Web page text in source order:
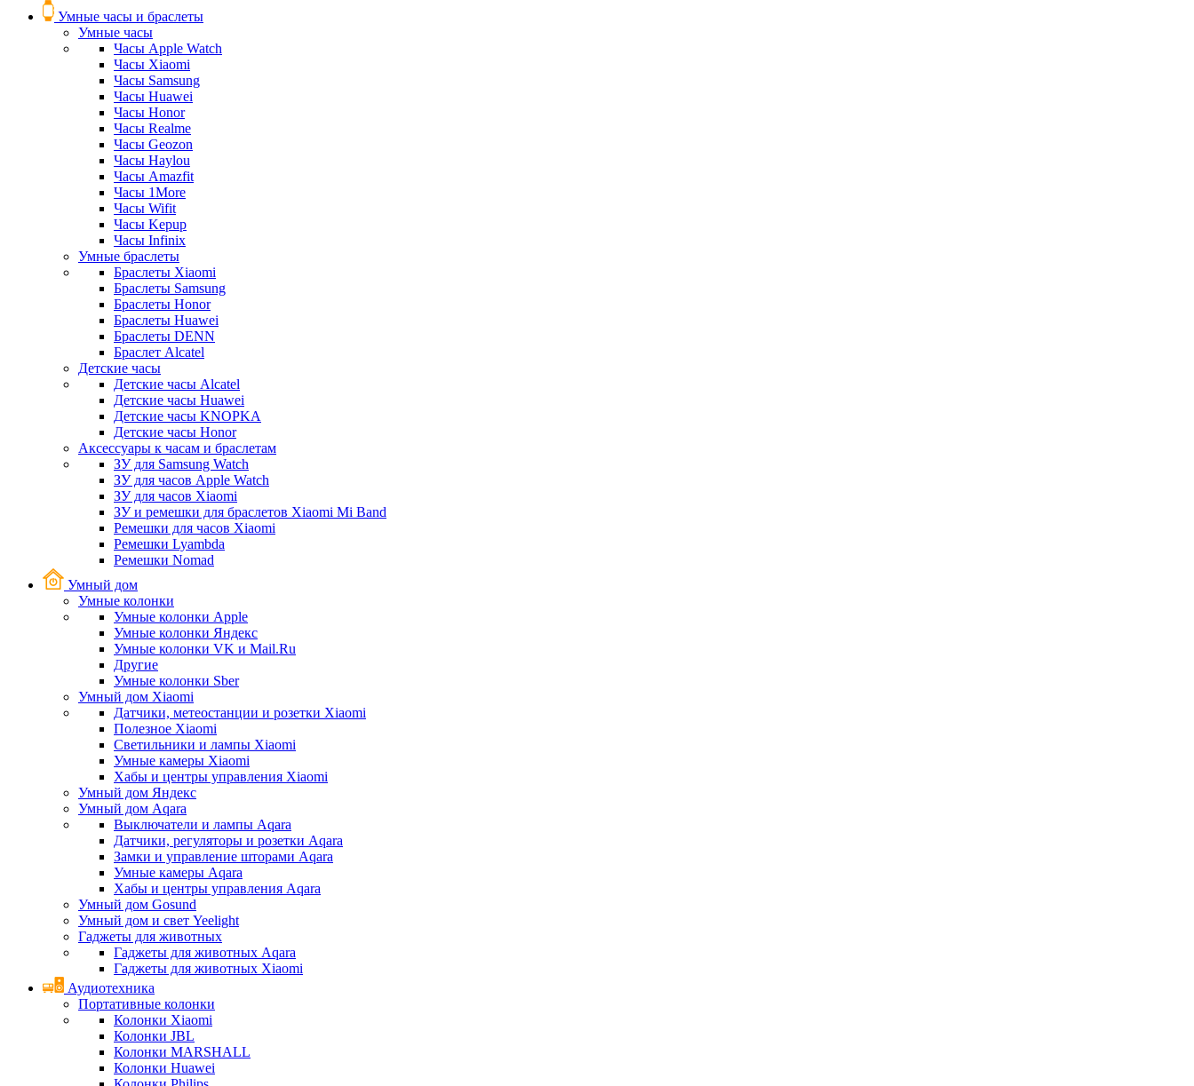
Умные часы и браслеты
Умные часы
Часы Apple Watch
Часы Xiaomi
Часы Samsung
Часы Huawei
Часы Honor
Часы Realme
Часы Geozon
Часы Haylou
Часы Amazfit
Часы 1More
Часы Wifit
Часы Kepup
Часы Infinix
Умные браслеты
Браслеты Xiaomi
Браслеты Samsung
Браслеты Honor
Браслеты Huawei
Браслеты DENN
Браслет Alcatel
Детские часы
Детские часы Alcatel
Детские часы Huawei
Детские часы KNOPKA
Детские часы Honor
Аксессуары к часам и браслетам
ЗУ для Samsung Watch
ЗУ для часов Apple Watch
ЗУ для часов Xiaomi
ЗУ и ремешки для браслетов Xiaomi Mi Band
Ремешки для часов Xiaomi
Ремешки Lyambda
Ремешки Nomad
Умный дом
Умные колонки
Умные колонки Apple
Умные колонки Яндекс
Умные колонки VK и Mail.Ru
Другие
Умные колонки Sber
Умный дом Xiaomi
Датчики, метеостанции и розетки Xiaomi
Полезное Xiaomi
Светильники и лампы Xiaomi
Умные камеры Xiaomi
Хабы и центры управления Xiaomi
Умный дом Яндекс
Умный дом Aqara
Выключатели и лампы Aqara
Датчики, регуляторы и розетки Aqara
Замки и управление шторами Aqara
Умные камеры Aqara
Хабы и центры управления Aqara
Умный дом Gosund
Умный дом и свет Yeelight
Гаджеты для животных
Гаджеты для животных Aqara
Гаджеты для животных Xiaomi
Аудиотехника
Портативные колонки
Колонки Xiaomi
Колонки JBL
Колонки MARSHALL
Колонки Huawei